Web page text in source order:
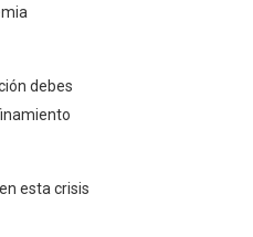
debes
esta crisis